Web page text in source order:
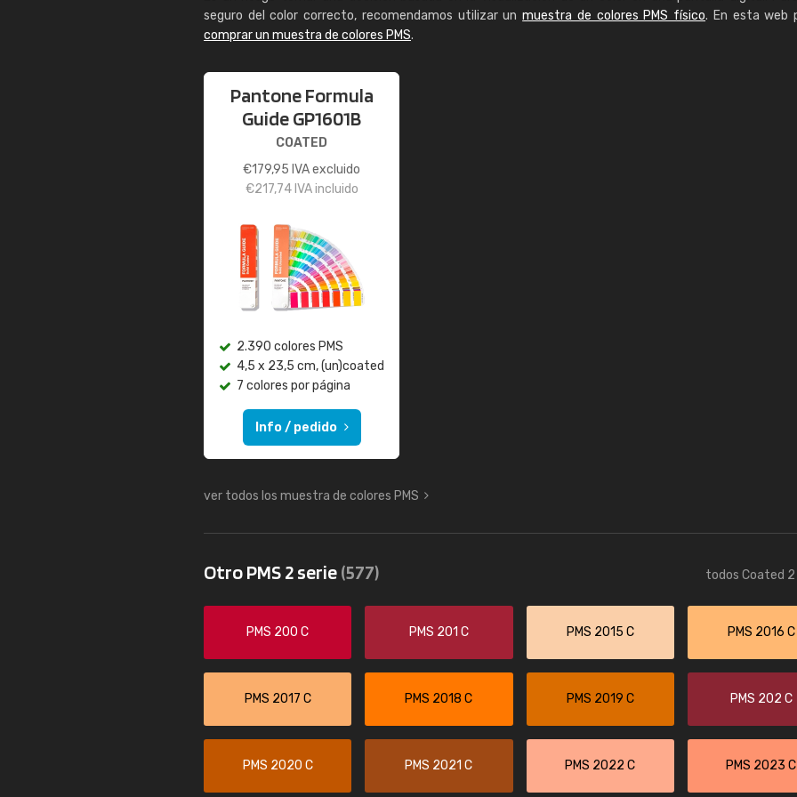
seguro del color correcto, recomendamos utilizar unmuestra de colores PMS físico. En esta web
comprar un muestra de colores PMS.
Pantone Formula
Guide GP1601B
COATED
€179,95 IVA excluido
€217,74IVA incluido
2.390 colores PMS
4,5 x 23,5 cm, (un)coated
7 colores por página
Info / pedido
ver todos los muestra de colores PMS
Otro PMS 2 serie(577) todos Coated 2
PMS 200 C PMS 201 C PMS 2015 C PMS 2016 C
PMS 2017 C PMS 2018 C PMS 2019 C PMS 202 C
PMS 2020 C PMS 2021 C PMS 2022 C PMS 2023 C